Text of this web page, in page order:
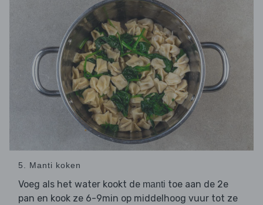
5. Manti koken
Voeg als het water kookt de manti toe aan de 2e
pan en kook ze 6-9min op middelhoog vuur tot ze